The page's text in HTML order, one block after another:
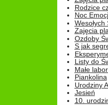
Rodzice
Noc
Wesołych
Zajęcia
Ozdoby
S jak
Listy do
Małe
Piankolina
Urodziny
Jesień
10.